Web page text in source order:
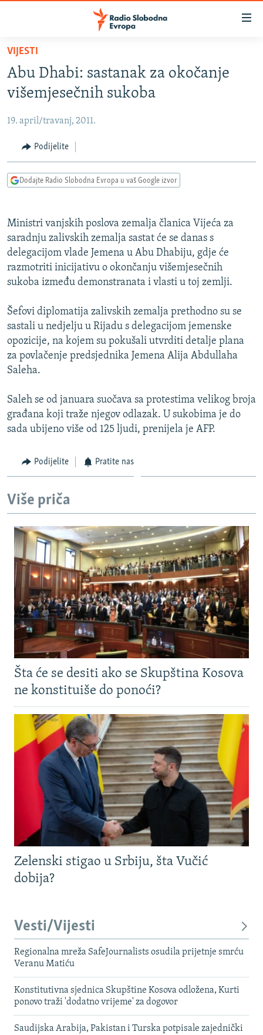
Pređite
glavni
sadržaj
na
navigaciju
Pređite
na
VIJESTI
BOSNA I HERCEGOVINA
KOSOVO
CRNA GORA
VIDEO
INFOGRAFIKE
PODCASTI
KINA NA BALKANU
RSE PRIČE IZ SVIJETA
ISPRIČAJ MI
SPECIJALI RSE
VIŠE OD NASLOVA
GENOCID U SREBRENICI
TV LIBERTY
POST SCRIPTUM
TRI DECENIJE OD RATA U BIH
NASTANAK I RASPAD JUGOSLAVIJE
PRATITE NAS
Sve RFE/RL stranice
VIJESTI
Abu Dhabi: sastanak za okočanje
višemjesečnih sukoba
19. april/travanj, 2011.
Podijelite
Dodajte Radio Slobodna Evropa u vaš Google izvor
Ministri vanjskih poslova zemalja članica Vijeća za
saradnju zalivskih zemalja sastat će se danas s
delegacijom vlade Jemena u Abu Dhabiju, gdje će
razmotriti inicijativu o okončanju višemjesečnih
sukoba između demonstranata i vlasti u toj zemlji.
Šefovi diplomatija zalivskih zemalja prethodno su se
sastali u nedjelju u Rijadu s delegacijom jemenske
opozicije, na kojem su pokušali utvrditi detalje plana
za povlačenje predsjednika Jemena Alija Abdullaha
Saleha.
Saleh se od januara suočava sa protestima velikog broja
građana koji traže njegov odlazak. U sukobima je do
sada ubijeno više od 125 ljudi, prenijela je AFP.
Podijelite Pratite nas
Više priča
Šta će se desiti ako se Skupština Kosova
ne konstituiše do ponoći?
Zelenski stigao u Srbiju, šta Vučić
dobija?
Vesti/Vijesti
Regionalna mreža SafeJournalists osudila prijetnje smrću
Veranu Matiću
Konstitutivna sjednica Skupštine Kosova odložena, Kurti
ponovo traži 'dodatno vrijeme' za dogovor
Saudijska Arabija, Pakistan i Turska potpisale zajednički